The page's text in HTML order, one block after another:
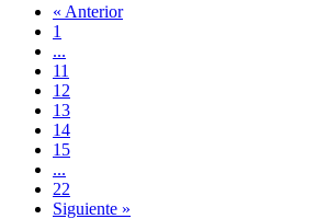
« Anterior
1
...
11
12
13
14
15
...
22
Siguiente »